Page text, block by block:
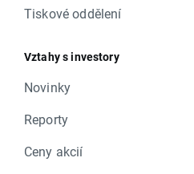
Tiskové oddělení
Vztahy s investory
Novinky
Reporty
Ceny akcií